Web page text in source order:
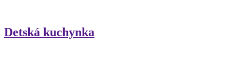
Detská kuchynka